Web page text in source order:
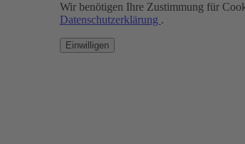
Wir benötigen Ihre Zustimmung für
Datenschutzerklärung .
Einwilligen